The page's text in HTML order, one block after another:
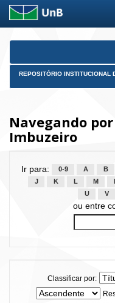
Skip
REPOSITÓRIO INSTITUCIONAL
Navegando
Imbuzeiro
Ir para: 0-9 A B
J
K L M
U
V
ou entre
Classificar por: